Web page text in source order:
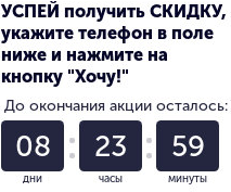
УСПЕЙ получить СКИДКУ,
укажите телефон в поле
ниже и нажмите на
кнопку "Хочу!"
До окончания акции осталось:
08
дни
23
часы
59
минуты